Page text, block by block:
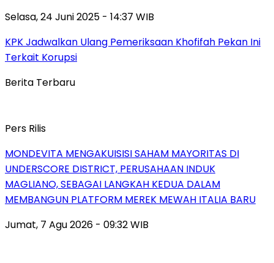
Selasa, 24 Juni 2025 - 14:37 WIB
KPK Jadwalkan Ulang Pemeriksaan Khofifah Pekan Ini
Terkait Korupsi
Berita Terbaru
Pers Rilis
MONDEVITA MENGAKUISISI SAHAM MAYORITAS DI
UNDERSCORE DISTRICT, PERUSAHAAN INDUK
MAGLIANO, SEBAGAI LANGKAH KEDUA DALAM
MEMBANGUN PLATFORM MEREK MEWAH ITALIA BARU
Jumat, 7 Agu 2026 - 09:32 WIB